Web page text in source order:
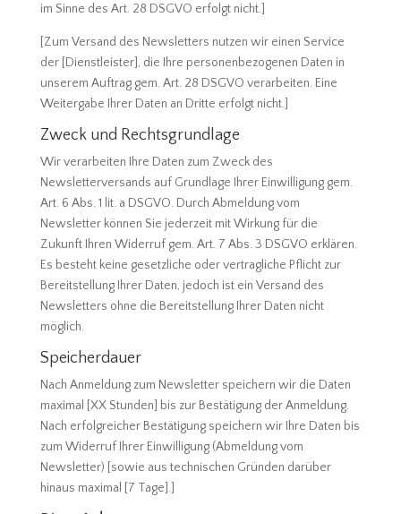
im Sinne des Art. 28 DSGVO erfolgt nicht.]
[Zum Versand des Newsletters nutzen wir einen Service
der [Dienstleister], die Ihre personenbezogenen Daten in
unserem Auftrag gem. Art. 28 DSGVO verarbeiten. Eine
Weitergabe Ihrer Daten an Dritte erfolgt nicht.]
Zweck und Rechtsgrundlage
Wir verarbeiten Ihre Daten zum Zweck des
Newsletterversands auf Grundlage Ihrer Einwilligung gem.
Art. 6 Abs. 1 lit. a DSGVO. Durch Abmeldung vom
Newsletter können Sie jederzeit mit Wirkung für die
Zukunft Ihren Widerruf gem. Art. 7 Abs. 3 DSGVO erklären.
Es besteht keine gesetzliche oder vertragliche Pflicht zur
Bereitstellung Ihrer Daten, jedoch ist ein Versand des
Newsletters ohne die Bereitstellung Ihrer Daten nicht
möglich.
Speicherdauer
Nach Anmeldung zum Newsletter speichern wir die Daten
maximal [XX Stunden] bis zur Bestätigung der Anmeldung.
Nach erfolgreicher Bestätigung speichern wir Ihre Daten bis
zum Widerruf Ihrer Einwilligung (Abmeldung vom
Newsletter) [sowie aus technischen Gründen darüber
hinaus maximal [7 Tage].]